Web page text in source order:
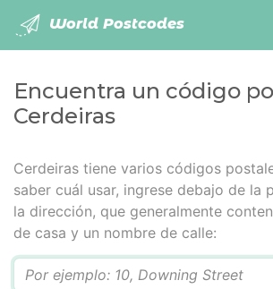
World Postcodes
Encuentra un código
Cerdeiras
Cerdeiras tiene varios códigos
saber cuál usar, ingrese debajo de la
la dirección, que generalmente
de casa y un nombre de calle: